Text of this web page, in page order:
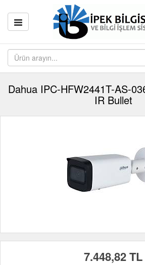
Dahua IPC-HFW2441T-AS-
IR Bullet
7.448,82 TL